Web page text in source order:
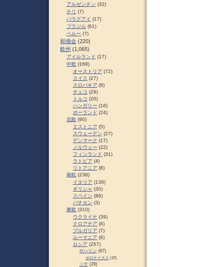
アルゼンチン (32)
チリ (7)
パラグアイ (17)
ブラジル (61)
ペルー (7)
和僑会 (220)
欧州 (1,065)
アイルランド (17)
中欧 (168)
オーストリア (72)
スイス (27)
スロパキア (8)
チェコ (29)
トルコ (20)
ハンガリー (16)
ポーランド (24)
北欧 (90)
エストニア (5)
スウェーデン (27)
デンマーク (17)
ノルウェー (22)
フィンランド (31)
ラトビア (4)
リトアニア (8)
南欧 (238)
イタリア (136)
ギリシャ (30)
スペイン (86)
バチカン (3)
東欧 (310)
ウクライナ (39)
クロアチア (6)
ブルガリア (7)
ルーマニア (6)
ロシア (257)
サハリン (67)
ポロナイスク (37)
ソチ (29)